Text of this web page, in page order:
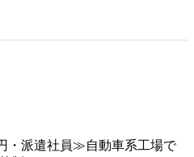
・派遣社員≫自動車系工場で